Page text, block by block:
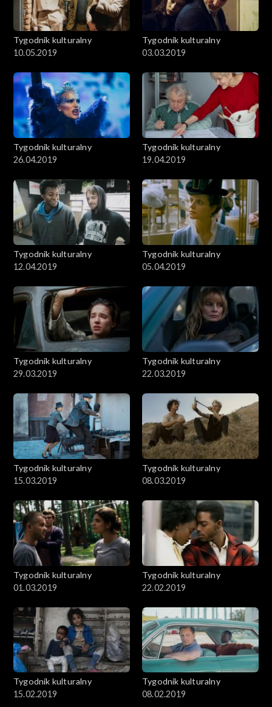
Tygodnik kulturalny
10.05.2019
Tygodnik kulturalny
03.03.2019
Tygodnik kulturalny
26.04.2019
Tygodnik kulturalny
19.04.2019
Tygodnik kulturalny
12.04.2019
Tygodnik kulturalny
05.04.2019
Tygodnik kulturalny
29.03.2019
Tygodnik kulturalny
22.03.2019
Tygodnik kulturalny
15.03.2019
Tygodnik kulturalny
08.03.2019
Tygodnik kulturalny
01.03.2019
Tygodnik kulturalny
22.02.2019
Tygodnik kulturalny
15.02.2019
Tygodnik kulturalny
08.02.2019